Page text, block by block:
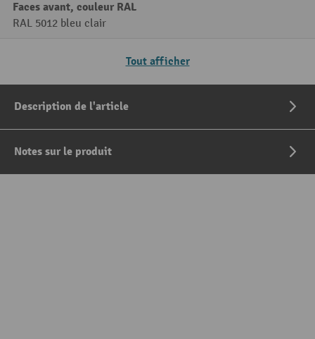
Faces avant, couleur RAL
RAL 5012 bleu clair
Tout afficher
Description de l'article
Notes sur le produit